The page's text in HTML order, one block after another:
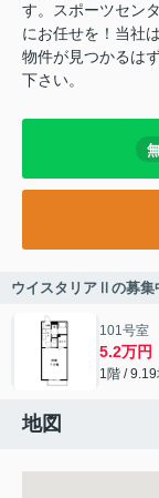
す。スポーツセン
にお任せを！当社
物件が見つかるは
下さい。
ウイスタリアⅡの募集
101号室
5.2万円
1階 /
地図